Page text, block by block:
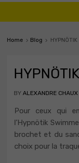
Home Blog
BY ALEXANDRE CHAUX
Pour ceux qui
l’Hypnötik
brochet et du
choix pour la